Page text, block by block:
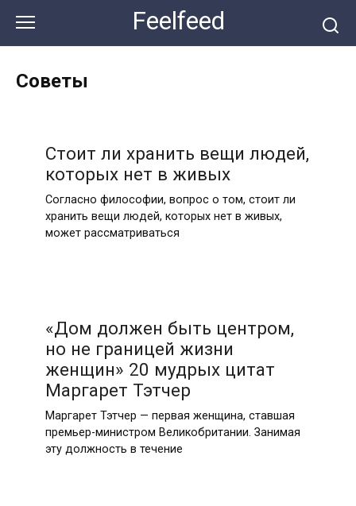
контенту
Feelfeed
Советы
Стоит ли хранить вещи людей,
которых нет в живых
Согласно философии, вопрос о том, стоит ли
хранить вещи людей, которых нет в живых,
может рассматриваться
«Дом должен быть центром,
но не границей жизни
женщин» 20 мудрых цитат
Маргарет Тэтчер
Маргарет Тэтчер — первая женщина, ставшая
премьер-министром Великобритании. Занимая
эту должность в течение